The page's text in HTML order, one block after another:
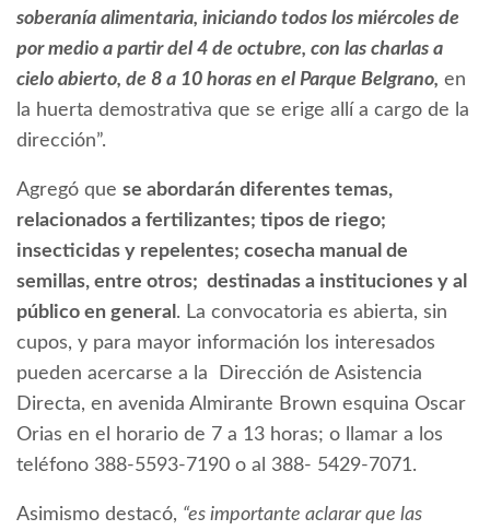
soberanía alimentaria, iniciando todos los miércoles de
por medio a partir del 4 de octubre, con las charlas a
cielo abierto, de 8 a 10 horas en el Parque Belgrano, en
la huerta demostrativa que se erige allí a cargo de la
dirección”.
Agregó que se abordarán diferentes temas,
relacionados a fertilizantes; tipos de riego;
insecticidas y repelentes; cosecha manual de
semillas, entre otros; destinadas a instituciones y al
público en general . La convocatoria es abierta, sin
cupos, y para mayor información los interesados
pueden acercarse a la Dirección de Asistencia
Directa, en avenida Almirante Brown esquina Oscar
Orias en el horario de 7 a 13 horas; o llamar a los
teléfono 388-5593-7190 o al 388- 5429-7071.
Asimismo destacó, “es importante aclarar que las